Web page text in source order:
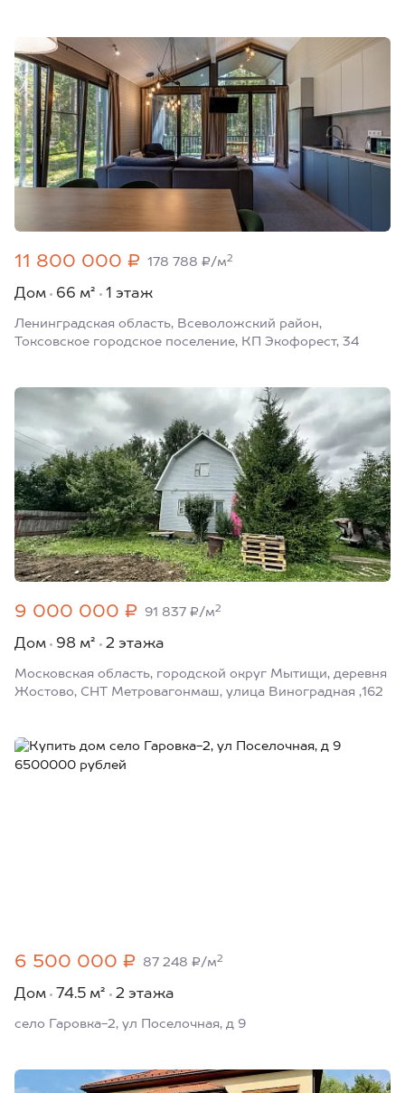
11 800 000 ₽ 178 788 ₽/м 2
Дом 66 м² 1 этаж
Ленинградская область, Всеволожский район,
Токсовское городское поселение, КП Экофорест, 34
9 000 000 ₽ 91 837 ₽/м 2
Дом 98 м² 2 этажа
Московская область, городской округ Мытищи, деревня
Жостово, СНТ Метровагонмаш, улица Виноградная ,162
6 500 000 ₽ 87 248 ₽/м 2
Дом 74.5 м² 2 этажа
село Гаровка-2, ул Поселочная, д 9